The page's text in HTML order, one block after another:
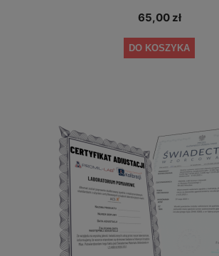
65,00 zł
DO KOSZYKA